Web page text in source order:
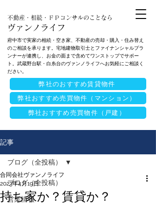
府中市で実家の相続・空き家、不動産の売却・購入・住み替え
のご相談を承ります。宅地建物取引士とファイナンシャルプラ
ンナーが連携し、お金の面まで含めてワンストップでサポー
ト。武蔵野台駅・白糸台のヴァンノライフへお気軽にご相談く
ださい。
ヴァンノライフ
不動産・相続・ＦＰコンサルのことなら
弊社おすすめ売買物件（マンション）
弊社のおすすめ賃貸物件
弊社おすすめ売買物件（戸建）
記事
ブログ（全投稿）
営業情報
ブログ（全投稿）
持ち家か？賃貸か？
合同会社ヴァンノライフ
2023年4月19日